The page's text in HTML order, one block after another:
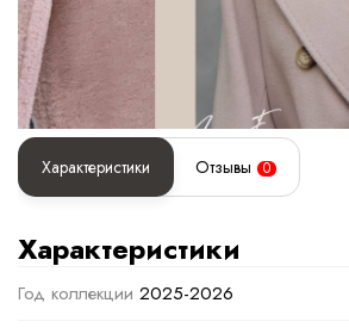
Характеристики Отзывы 0
Характеристики
Год коллекции 2025-2026